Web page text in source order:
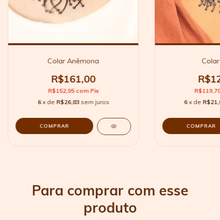
Colar Anêmona
R$161,00
R$152,95 com Pix
6 x de R$26,83 sem juros
6 x de
Para comprar com esse
produto